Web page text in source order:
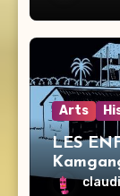
Arts
LES